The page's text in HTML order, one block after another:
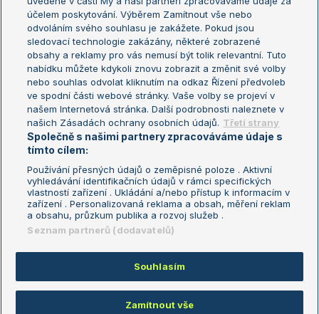
US Open
Turnaj mistrů
Turnaj mistryň
Aktualní trendy
Fotbalové přestupy
Livesport Daily
LS Prague Open
Podmínky užití
Nastavení soukromí
GDPR a žurnalistika
Reklama
Kontakt
Informace o zpracování osobních
údajů
Copyright © 2008-2026 TenisPortal.cz. Využíváme zpravodajství ČTK.
účelem poskytování. Výběrem Zamítnout vše nebo
odvoláním svého souhlasu je zakážete. Pokud jsou
sledovací technologie zakázány, některé zobrazené
obsahy a reklamy pro vás nemusí být tolik relevantní. Tuto
nabídku můžete kdykoli znovu zobrazit a změnit své volby
nebo souhlas odvolat kliknutím na odkaz Řízení předvoleb
ve spodní části webové stránky. Vaše volby se projeví v
našem Internetová stránka. Další podrobnosti naleznete v
našich Zásadách ochrany osobních údajů. Třetí strany
Společně s našimi partnery zpracováváme údaje s
tímto cílem:
Používání přesných údajů o zeměpisné poloze . Aktivní
vyhledávání identifikačních údajů v rámci specifických
vlastností zařízení . Ukládání a/nebo přístup k informacím v
zařízení . Personalizovaná reklama a obsah, měření reklam
a obsahu, průzkum publika a rozvoj služeb .
Seznam partnerů (dodavatelů)
Souhlasím
Zamítnout vše